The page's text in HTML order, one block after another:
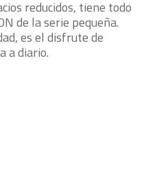
reducidos, tiene todo
de la serie pequeña.
es el disfrute de
a diario.